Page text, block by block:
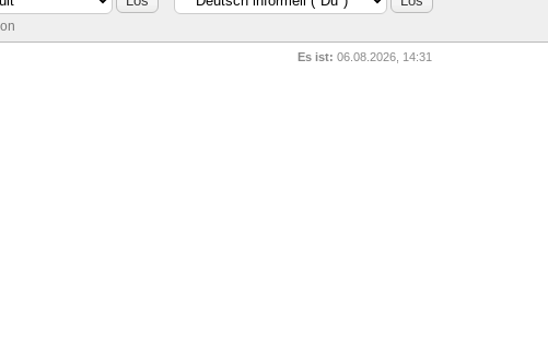
Es ist: 06.08.2026, 14:31